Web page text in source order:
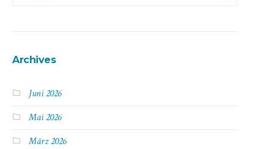
Archives
Juni 2026
Mai 2026
März 2026